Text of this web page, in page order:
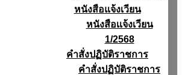
หนังสือแจ้งเวียน
หนังสือเเจ้งเวียน
1/2568
คำสั่งปฏิบัติราชการ
คำสั่งปฏิบัติราชการ